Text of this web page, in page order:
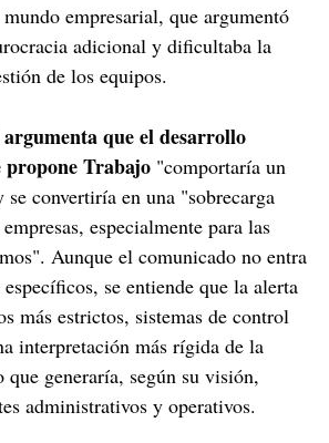
empresarial, que argumentó
adicional y dificultaba la
de los equipos.
que el desarrollo
Trabajo "comportaría un
convertiría en una "sobrecarga
especialmente para las
Aunque el comunicado no entra
se entiende que la alerta
más estrictos, sistemas de control
interpretación más rígida de la
generaría, según su visión,
administrativos y operativos.